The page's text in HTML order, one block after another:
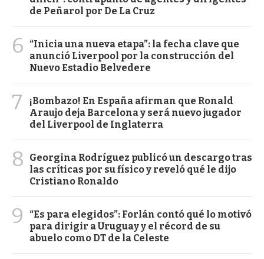
de Peñarol por De La Cruz
6
“Inicia una nueva etapa”: la fecha clave que
anunció Liverpool por la construcción del
Nuevo Estadio Belvedere
7
¡Bombazo! En España afirman que Ronald
Araujo deja Barcelona y será nuevo jugador
del Liverpool de Inglaterra
8
Georgina Rodríguez publicó un descargo tras
las críticas por su físico y reveló qué le dijo
Cristiano Ronaldo
9
“Es para elegidos”: Forlán contó qué lo motivó
para dirigir a Uruguay y el récord de su
abuelo como DT de la Celeste